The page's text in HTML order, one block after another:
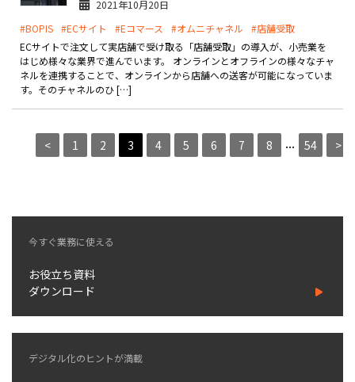
2021年10月20日
#BOPIS #ECサイト #Eコマース #オムニチャネル
#店舗受取
ECサイトで注文して実店舗で受け取る「店舗受取」の導入が、小売業を
はじめ様々な業界で進んでいます。 オンラインとオフラインの様々なチャ
ネルを連携することで、オンラインから店舗への送客が可能になっていま
す。そのチャネルのひ […]
< 1 2 3 4 5 6 7 8 ... 54 >
今すぐ業務に使える
お役立ち資料
ダウンロード
デジタル化のヒントが満載